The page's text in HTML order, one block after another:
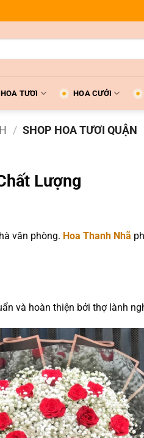
HOA TƯƠI HOA CƯỚI
/ SHOP HOA TƯƠI QUẬN
Lượng
văn phòng. Hoa Thanh Nhã
và hoàn thiện bởi thợ lành